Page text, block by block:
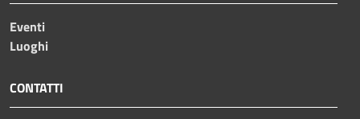
Eventi
Luoghi
CONTATTI